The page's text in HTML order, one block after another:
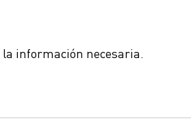
información necesaria.